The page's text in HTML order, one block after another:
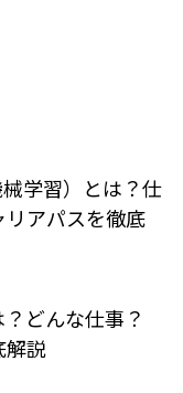
学習）とは？仕
アパスを徹底
どんな仕事？
解説